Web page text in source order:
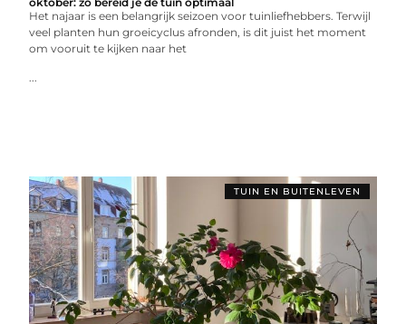
Het najaar is een belangrijk seizoen voor tuinliefhebbers. Terwijl
veel planten hun groeicyclus afronden, is dit juist het moment
om vooruit te kijken naar het
...
TUIN EN BUITENLEVEN